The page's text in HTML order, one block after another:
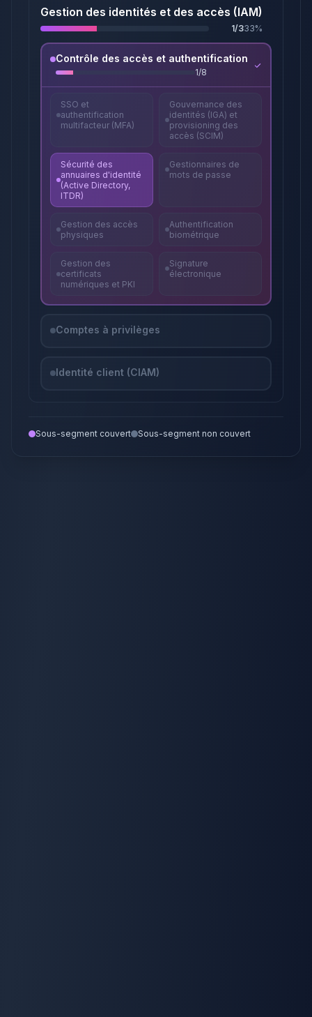
Gestion des identités et des accès (IAM)
1/333%
Contrôle des accès et authentification
1/8
SSO et
authentification
multifacteur (MFA)
Gouvernance des
identités (IGA) et
provisioning des
accès (SCIM)
Sécurité des
annuaires d'identité
(Active Directory,
ITDR)
Gestionnaires de
mots de passe
Gestion des accès
physiques
Authentification
biométrique
Gestion des
certificats
numériques et PKI
Signature
électronique
Comptes à privilèges
Identité client (CIAM)
Sous-segment couvert Sous-segment non couvert